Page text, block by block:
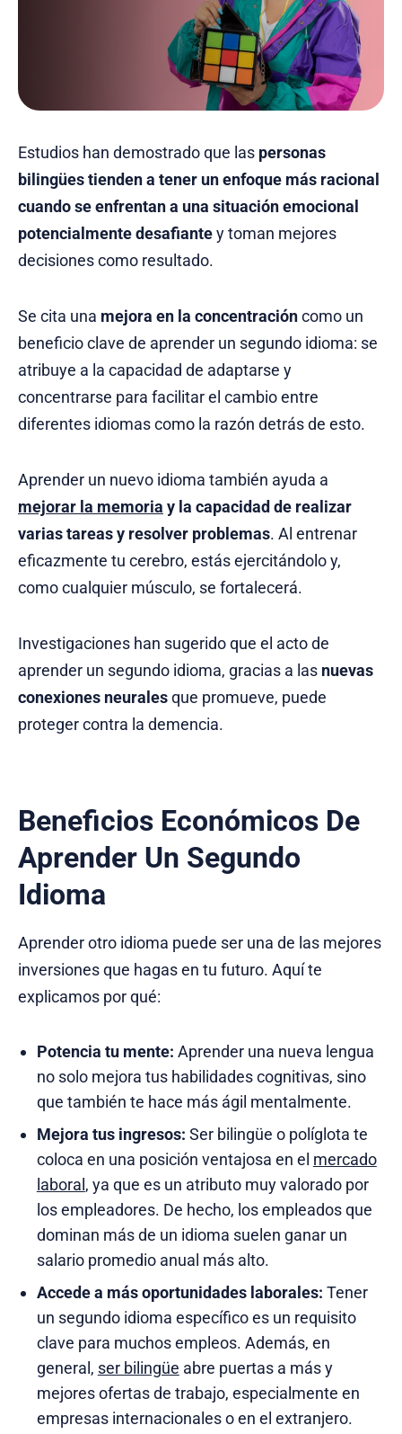
Estudios han demostrado que las personas
bilingües tienden a tener un enfoque más racional
cuando se enfrentan a una situación emocional
potencialmente desafiantey toman mejores
decisiones como resultado.
Se cita una mejora en la concentracióncomo un
beneficio clave de aprender un segundo idioma: se
atribuye a la capacidad de adaptarse y
concentrarse para facilitar el cambio entre
diferentes idiomas como la razón detrás de esto.
Aprender un nuevo idioma también ayuda a
mejorar la memoria y la capacidad de realizar
varias tareas y resolver problemas. Al entrenar
eficazmente tu cerebro, estás ejercitándolo y,
como cualquier músculo, se fortalecerá.
Investigaciones han sugerido que el acto de
aprender un segundo idioma, gracias a las nuevas
conexiones neuralesque promueve, puede
proteger contra la demencia.
Beneficios Económicos De
Aprender Un Segundo
Idioma
Aprender otro idioma puede ser una de las mejores
inversiones que hagas en tu futuro. Aquí te
explicamos por qué:
Potencia tu mente: Aprender una nueva lengua
no solo mejora tus habilidades cognitivas, sino
que también te hace más ágil mentalmente.
Mejora tus ingresos: Ser bilingüe o políglota te
coloca en una posición ventajosa en el mercado
laboral, ya que es un atributo muy valorado por
los empleadores. De hecho, los empleados que
dominan más de un idioma suelen ganar un
salario promedio anual más alto.
Accede a más oportunidades laborales: Tener
un segundo idioma específico es un requisito
clave para muchos empleos. Además, en
general, ser bilingüe abre puertas a más y
mejores ofertas de trabajo, especialmente en
empresas internacionales o en el extranjero.